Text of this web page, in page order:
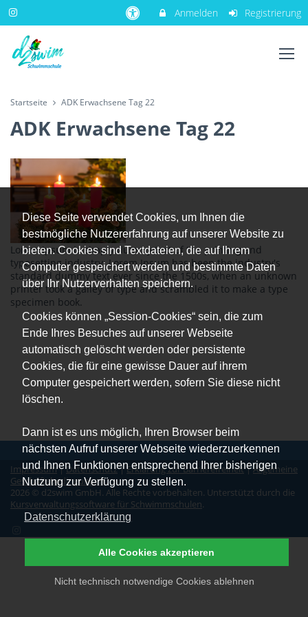
Diese Seite verwendet Cookies, um Ihnen die
bestmögliche Nutzererfahrung auf unserer Website zu
bieten. Cookies sind Textdateien, die auf Ihrem
Computer gespeichert werden und bestimmte Daten
über Ihr Nutzerverhalten speichern.
Cookies können „Session-Cookies“ sein, die zum
Ende Ihres Besuches auf unserer Webseite
automatisch gelöscht werden oder persistente
Cookies, die für eine gewisse Dauer auf ihrem
Computer gespeichert werden, sofern Sie diese nicht
löschen.
Dann ist es uns möglich, Ihren Browser beim
nächsten Aufruf unserer Webseite wiederzuerkennen
und Ihnen Funktionen entsprechend Ihrer bisherigen
Nutzung zur Verfügung zu stellen.
Datenschutzerklärung
Nicht technisch notwendige Cookies ablehnen
Alle Cookies akzeptieren
Anmelden Registrierung
Startseite ADK Erwachsene Tag 22
ADK Erwachsene Tag 22
Lorem Ipsum is simply dummy text of the printing and
typesetting industry. Lorem Ipsum has been the industry's
standard dummy text ever since the 1500s, when an unknown
printer took a galley of type and scrambled it to make a type
specimen book.
Impressum|Datenschutz|Erklärung zur Barrierefreiheit|Allgemeine
Geschäftsbedingungen
2026 © d2swim GmbH. Alle Rechte vorbehalten. Unterstützt durch die
Kursverwaltungssoftware für Schwimmschulen.